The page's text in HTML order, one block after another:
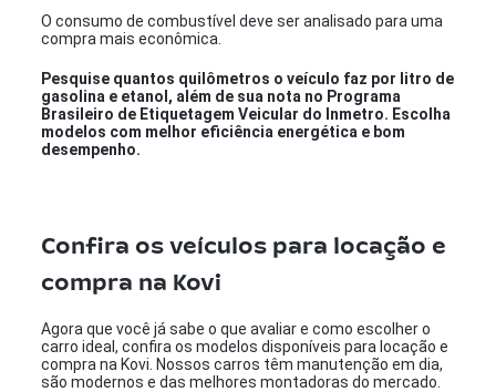
O consumo de combustível deve ser analisado para uma
compra mais econômica.
Pesquise quantos quilômetros o veículo faz por litro de
gasolina e etanol, além de sua nota no Programa
Brasileiro de Etiquetagem Veicular do Inmetro. Escolha
modelos com melhor eficiência energética e bom
desempenho.
Confira os veículos para locação e
compra na Kovi
Agora que você já sabe o que avaliar e como escolher o
carro ideal, confira os modelos disponíveis para locação e
compra na Kovi. Nossos carros têm manutenção em dia,
são modernos e das melhores montadoras do mercado.